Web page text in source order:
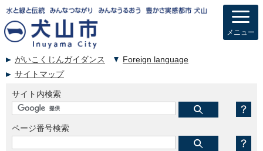
がいこくじんガイダンス
Foreign language
サイトマップ
サイト内検索
ページ番号検索
メニュー